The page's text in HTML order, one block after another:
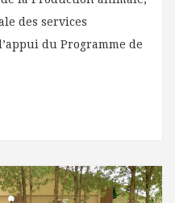
des services
du Programme de